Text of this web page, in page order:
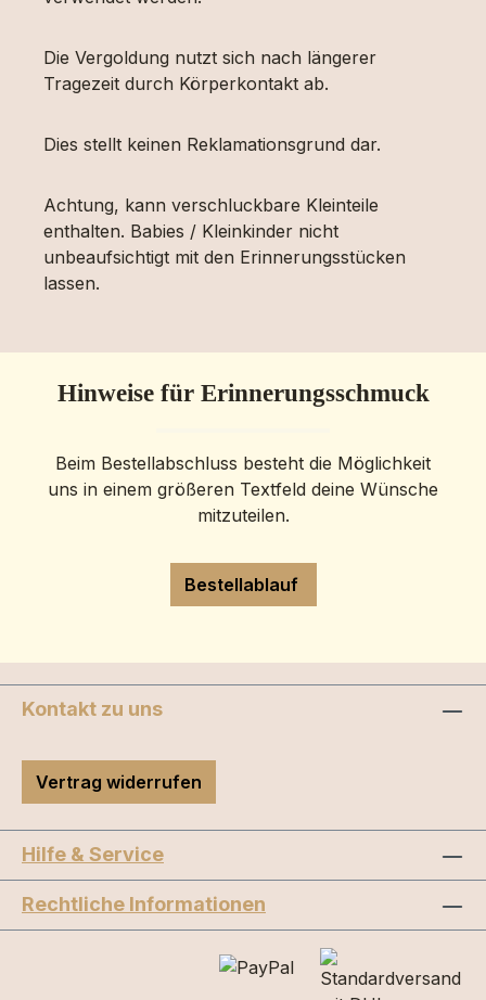
Die Vergoldung nutzt sich nach längerer
Tragezeit durch Körperkontakt ab.
Dies stellt keinen Reklamationsgrund dar.
Achtung, kann verschluckbare Kleinteile
enthalten. Babies / Kleinkinder nicht
unbeaufsichtigt mit den Erinnerungsstücken
lassen.
Hinweise für Erinnerungsschmuck
Beim Bestellabschluss besteht die Möglichkeit
uns in einem größeren Textfeld deine Wünsche
mitzuteilen.
Bestellablauf
Kontakt zu uns
Vertrag widerrufen
Hilfe & Service
Rechtliche Informationen